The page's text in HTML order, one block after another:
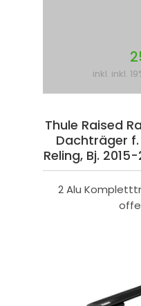
inkl. inkl.
Thule Raised
Dachträger
Reling, Bj.
2 Alu